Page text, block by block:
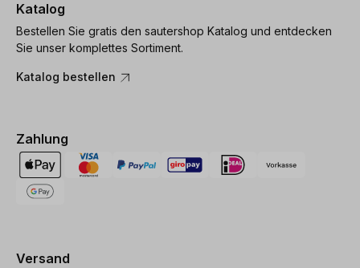
Katalog
Bestellen Sie gratis den sautershop Katalog und entdecken
Sie unser komplettes Sortiment.
Katalog bestellen
Zahlung
Versand